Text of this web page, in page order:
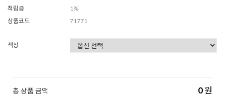
적립금
1%
상품코드
71771
색상
총 상품 금액 0원